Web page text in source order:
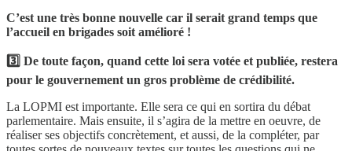
C’est une très bonne nouvelle car il serait grand temps que
l’accueil en brigades soit amélioré !
3️⃣ De toute façon, quand cette loi sera votée et publiée, restera
pour le gouvernement un gros problème de crédibilité.
La LOPMI est importante. Elle sera ce qui en sortira du débat
parlementaire. Mais ensuite, il s’agira de la mettre en oeuvre, de
réaliser ses objectifs concrètement, et aussi, de la compléter, par